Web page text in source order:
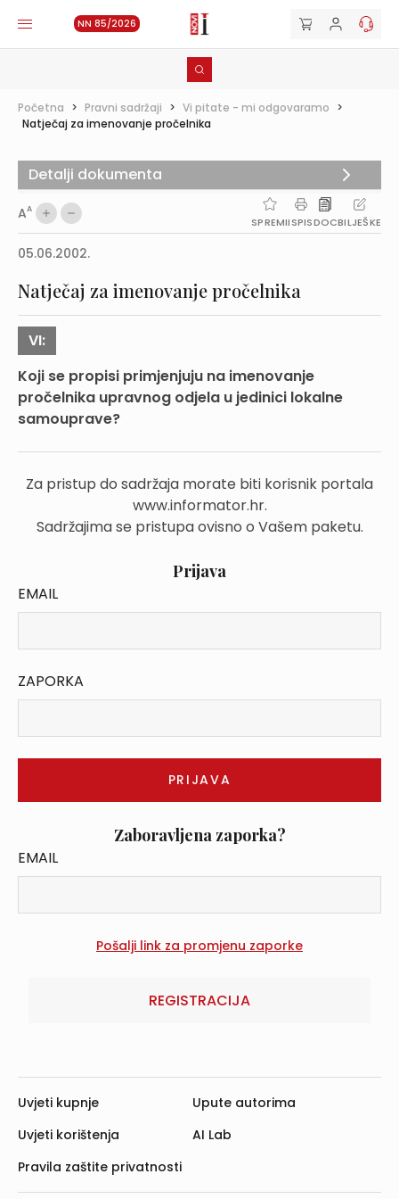
NN 85/2026
Početna > Pravni sadržaji > Vi pitate - mi odgovaramo >
Natječaj za imenovanje pročelnika
AA
SPREMIISPISDOCBILJEŠKE
05.06.2002.
Natječaj za imenovanje pročelnika
VI:
Koji se propisi primjenjuju na imenovanje
pročelnika upravnog odjela u jedinici lokalne
samouprave?
Za pristup do sadržaja morate biti korisnik portala
www.informator.hr.
Sadržajima se pristupa ovisno o Vašem paketu.
Prijava
EMAIL
ZAPORKA
Zaboravljena zaporka?
EMAIL
REGISTRACIJA
Detalji dokumenta
Uvjeti kupnje
Uvjeti korištenja
Pravila zaštite privatnosti
Upute autorima
AI Lab